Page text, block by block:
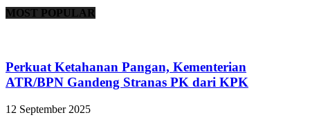
MOST POPULAR
Perkuat Ketahanan Pangan, Kementerian
ATR/BPN Gandeng Stranas PK dari KPK
12 September 2025